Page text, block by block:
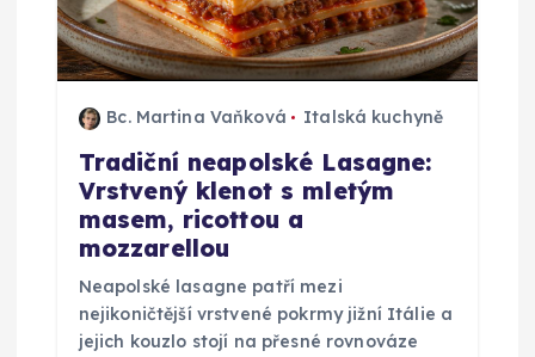
Bc. Martina Vaňková Italská kuchyně
Tradiční neapolské Lasagne:
Vrstvený klenot s mletým
masem, ricottou a
mozzarellou
Neapolské lasagne patří mezi
nejikoničtější vrstvené pokrmy jižní Itálie a
jejich kouzlo stojí na přesné rovnováze